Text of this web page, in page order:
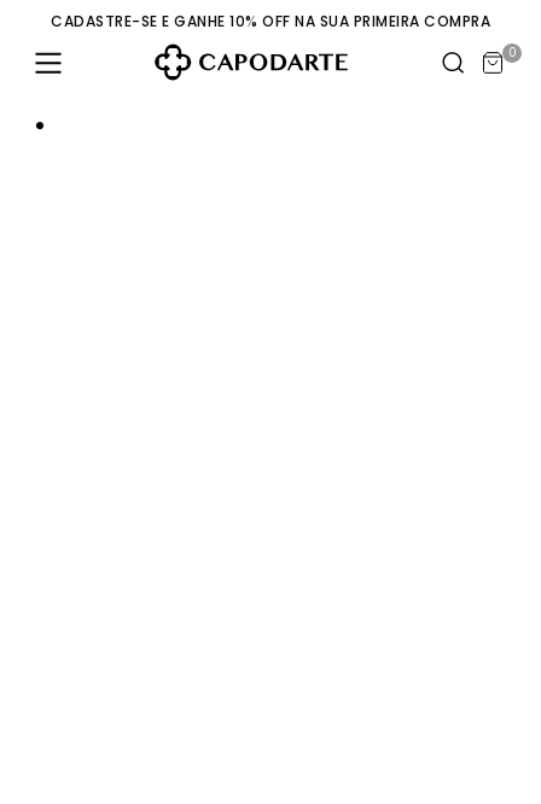
CADASTRE-SE E GANHE 10% OFF NA SUA PRIMEIRA COMPRA
0